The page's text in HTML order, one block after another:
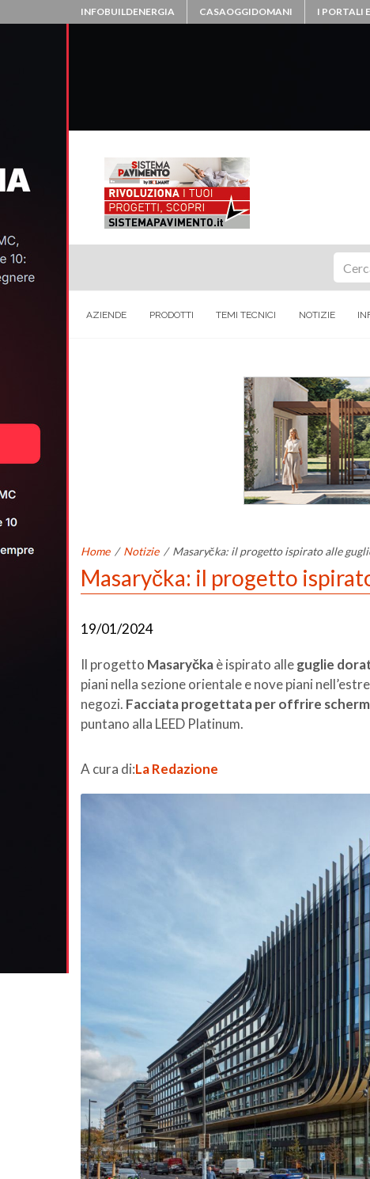
INFOBUILDENERGIA CASAOGGIDOMANI I PORTALI
AZIENDE PRODOTTI TEMI TECNICI NOTIZIE
Home / Notizie / Masaryčka: il progetto ispirato alle
Masaryčka: il progetto
19/01/2024
Il progetto Masaryčkaè ispirato alleguglie
piani nella sezione orientale e nove piani
negozi. Facciata progettata per offrire
puntano alla LEED Platinum.
A cura di:La Redazione